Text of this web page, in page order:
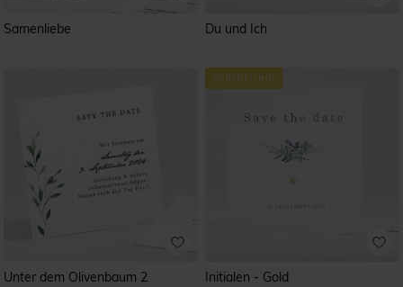
Samenliebe Du und Ich
Unter dem Olivenbaum 2 Initialen - Gold